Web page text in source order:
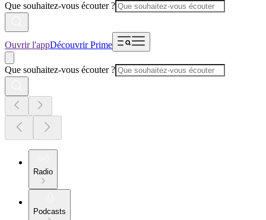
Que souhaitez-vous écouter ?
Ouvrir l'appDécouvrir Prime
Que souhaitez-vous écouter ?
Radio
Podcasts